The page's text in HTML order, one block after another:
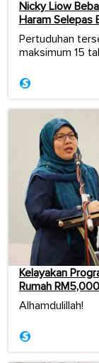
Nicky Liow
Haram Selepas
Pertuduhan
maksimum 15
Kelayakan
Rumah
Alhamdulillah!